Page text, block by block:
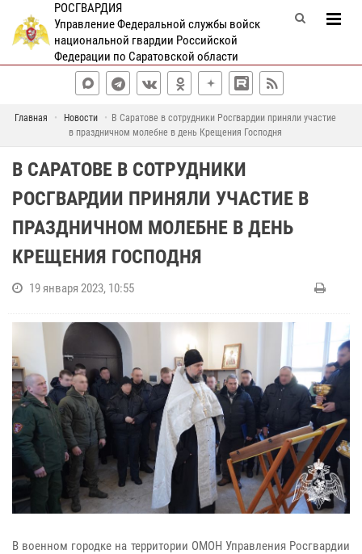
РОСГВАРДИЯ
Управление Федеральной службы войск
национальной гвардии Российской
Федерации по Саратовской области
Главная Новости
В Саратове в сотрудники Росгвардии приняли участие
в праздничном молебне в день Крещения Господня
В САРАТОВЕ В СОТРУДНИКИ
РОСГВАРДИИ ПРИНЯЛИ УЧАСТИЕ В
ПРАЗДНИЧНОМ МОЛЕБНЕ В ДЕНЬ
КРЕЩЕНИЯ ГОСПОДНЯ
19 января 2023, 10:55
В военном городке на территории ОМОН Управления Росгвардии